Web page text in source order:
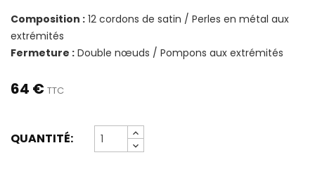
Composition : 12 cordons de satin / Perles en métal aux
extrémités
Fermeture : Double nœuds / Pompons aux extrémités
64 € TTC
QUANTITÉ: